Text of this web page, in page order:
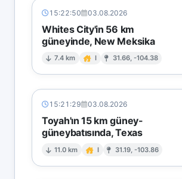
15:22:50 03.08.2026
Whites City'in 56 km
güneyinde, New Meksika
7.4 km I 31.66, -104.38
15:21:29 03.08.2026
Toyah'ın 15 km güney-
güneybatısında, Texas
11.0 km I 31.19, -103.86